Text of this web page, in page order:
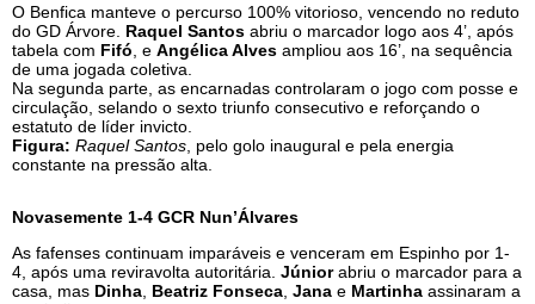
O Benfica manteve o percurso 100% vitorioso, vencendo no reduto
do GD Árvore. Raquel Santos abriu o marcador logo aos 4’, após
tabela com Fifó , e Angélica Alves ampliou aos 16’, na sequência
de uma jogada coletiva.
Na segunda parte, as encarnadas controlaram o jogo com posse e
circulação, selando o sexto triunfo consecutivo e reforçando o
estatuto de líder invicto.
Figura: Raquel Santos , pelo golo inaugural e pela energia
constante na pressão alta.
Novasemente 1-4 GCR Nun’Álvares
As fafenses continuam imparáveis e venceram em Espinho por 1-
4, após uma reviravolta autoritária. Júniorabriu o marcador para a
casa, mas Dinha Beatriz Fonseca Jana e Martinha assinaram a